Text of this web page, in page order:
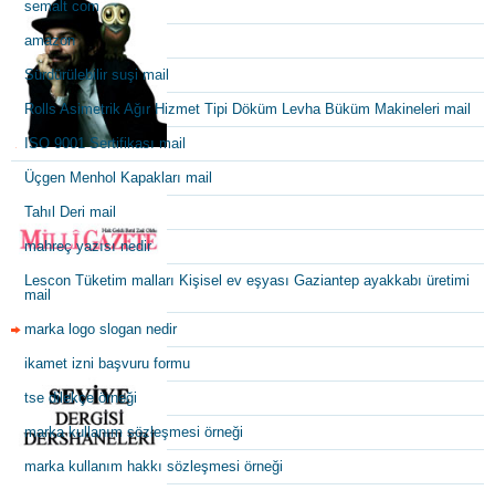
semalt com
amazon
Sürdürülebilir suşi mail
Rolls Asimetrik Ağır Hizmet Tipi Döküm Levha Büküm Makineleri mail
ISO 9001 Sertifikası mail
Üçgen Menhol Kapakları mail
Tahıl Deri mail
mahreç yazısı nedir
Lescon Tüketim malları Kişisel ev eşyası Gaziantep ayakkabı üretimi
mail
marka logo slogan nedir
ikamet izni başvuru formu
tse dilekçe örneği
marka kullanım sözleşmesi örneği
marka kullanım hakkı sözleşmesi örneği